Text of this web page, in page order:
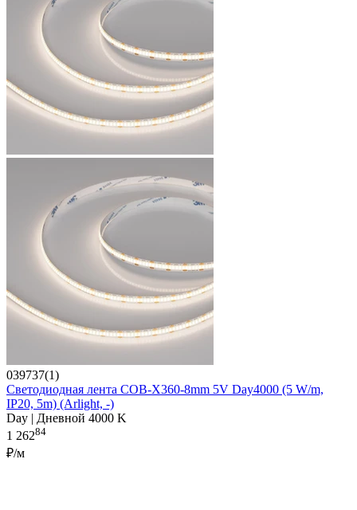
039737(1)
Светодиодная лента COB-X360-8mm 5V Day4000 (5 W/m,
IP20, 5m) (Arlight, -)
Day | Дневной 4000 K
1 26284
₽/м